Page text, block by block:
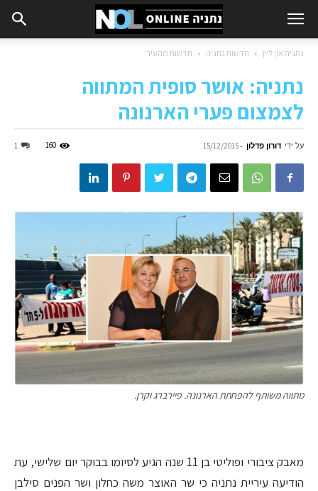
נתניה און ליין חדשות נתניה חדשות מהעיר
נתניה: אושר סופית המתווה
לצמצום פערי הארנונה
על ידי דורון פדלון -
15/12/2015
1 160
מתווה משותף להפחתת הארנונה. פיירברג וקרן.
מאבק ציבורי ופוליטי בן 11 שנה הגיע לסיומו בבוקר יום שלישי, עת
הודיעה עיריית נתניה כי שר האוצר משה כחלון ושר הפנים סילבן